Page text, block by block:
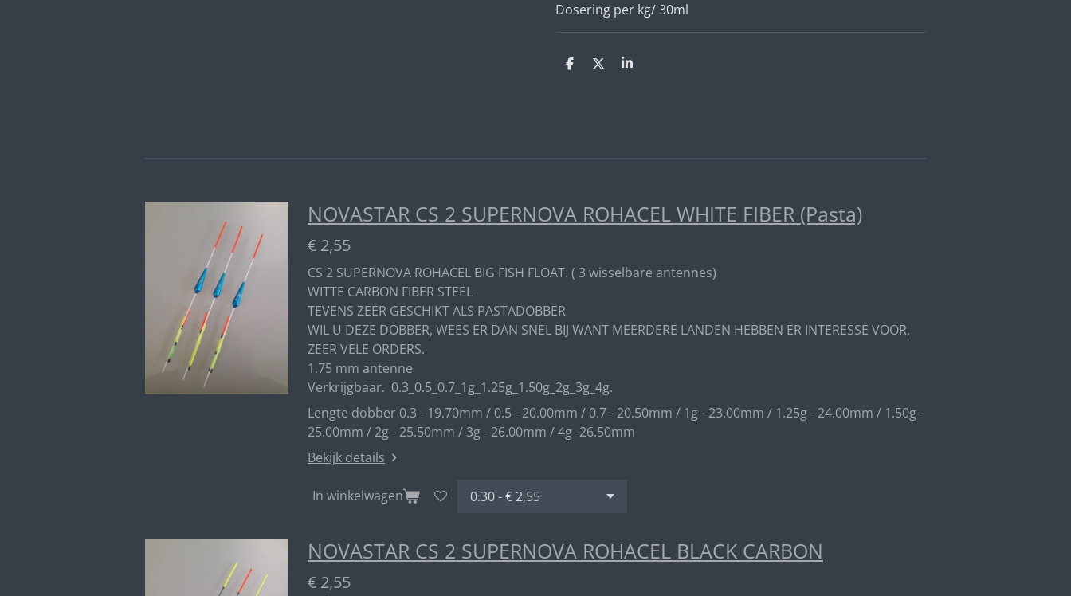
Dosering per kg/ 30ml
D
D
S
NOVASTAR CS 2 SUPERNOVA ROHACEL WHITE FIBER (Pasta)
€ 2,55
CS 2 SUPERNOVA ROHACEL BIG FISH FLOAT. ( 3 wisselbare antennes)
WITTE CARBON FIBER STEEL
TEVENS ZEER GESCHIKT ALS PASTADOBBER
WIL U DEZE DOBBER, WEES ER DAN SNEL BIJ WANT MEERDERE LANDEN HEBBEN ER INTERESSE VOOR,
ZEER VELE ORDERS.
1.75 mm antenne
Verkrijgbaar. 0.3_0.5_0.7_1g_1.25g_1.50g_2g_3g_4g.
Lengte dobber 0.3 - 19.70mm / 0.5 - 20.00mm / 0.7 - 20.50mm / 1g - 23.00mm / 1.25g - 24.00mm / 1.50g -
25.00mm / 2g - 25.50mm / 3g - 26.00mm / 4g -26.50mm
Bekijk details
In winkelwagen
NOVASTAR CS 2 SUPERNOVA ROHACEL BLACK CARBON
€ 2,55